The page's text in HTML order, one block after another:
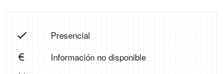
Presencial
Información no disponible